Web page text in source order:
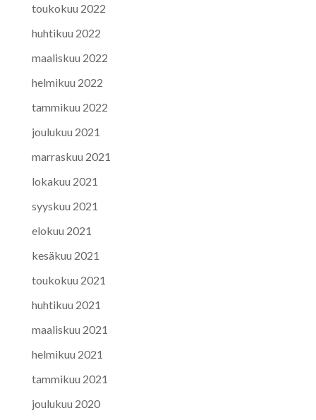
toukokuu 2022
huhtikuu 2022
maaliskuu 2022
helmikuu 2022
tammikuu 2022
joulukuu 2021
marraskuu 2021
lokakuu 2021
syyskuu 2021
elokuu 2021
kesäkuu 2021
toukokuu 2021
huhtikuu 2021
maaliskuu 2021
helmikuu 2021
tammikuu 2021
joulukuu 2020